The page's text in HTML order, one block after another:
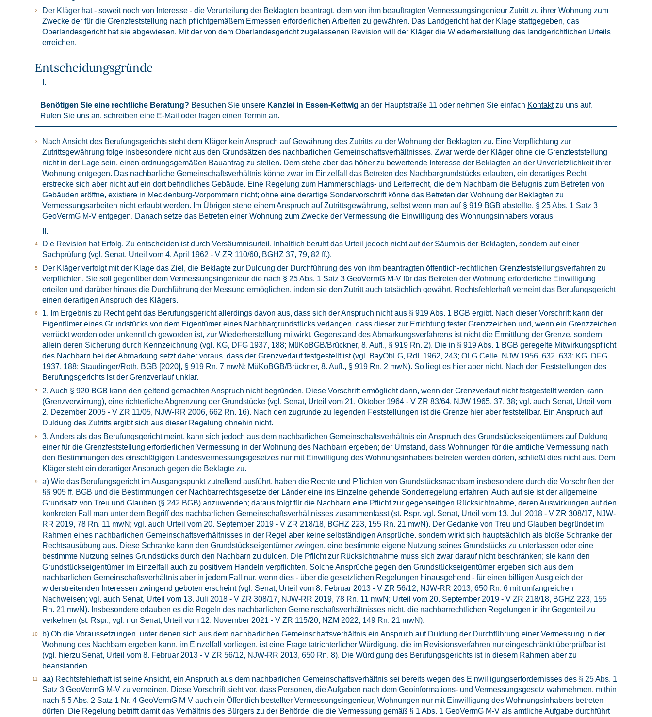
Der Kläger hat - soweit noch von Interesse - die Verurteilung der Beklagten beantragt, dem von ihm beauftragten Vermessungsingenieur Zutritt zu ihrer Wohnung zum
Zwecke der für die Grenzfeststellung nach pflichtgemäßem Ermessen erforderlichen Arbeiten zu gewähren. Das Landgericht hat der Klage stattgegeben, das
Oberlandesgericht hat sie abgewiesen. Mit der von dem Oberlandesgericht zugelassenen Revision will der Kläger die Wiederherstellung des landgerichtlichen Urteils
erreichen.
Entscheidungsgründe
I.
Benötigen Sie eine rechtliche Beratung? Besuchen Sie unsere Kanzlei in Essen-Kettwig an der Hauptstraße 11 oder nehmen Sie einfach Kontaktzu uns auf.
Rufen Sie uns an, schreiben eine E-Mail oder fragen einen Termin an.
Nach Ansicht des Berufungsgerichts steht dem Kläger kein Anspruch auf Gewährung des Zutritts zu der Wohnung der Beklagten zu. Eine Verpflichtung zur
Zutrittsgewährung folge insbesondere nicht aus den Grundsätzen des nachbarlichen Gemeinschaftsverhältnisses. Zwar werde der Kläger ohne die Grenzfeststellung
nicht in der Lage sein, einen ordnungsgemäßen Bauantrag zu stellen. Dem stehe aber das höher zu bewertende Interesse der Beklagten an der Unverletzlichkeit ihrer
Wohnung entgegen. Das nachbarliche Gemeinschaftsverhältnis könne zwar im Einzelfall das Betreten des Nachbargrundstücks erlauben, ein derartiges Recht
erstrecke sich aber nicht auf ein dort befindliches Gebäude. Eine Regelung zum Hammerschlags- und Leiterrecht, die dem Nachbarn die Befugnis zum Betreten von
Gebäuden eröffne, existiere in Mecklenburg-Vorpommern nicht; ohne eine derartige Sondervorschrift könne das Betreten der Wohnung der Beklagten zu
Vermessungsarbeiten nicht erlaubt werden. Im Übrigen stehe einem Anspruch auf Zutrittsgewährung, selbst wenn man auf § 919 BGB abstellte, § 25 Abs. 1 Satz 3
GeoVermG M-V entgegen. Danach setze das Betreten einer Wohnung zum Zwecke der Vermessung die Einwilligung des Wohnungsinhabers voraus.
II.
Die Revision hat Erfolg. Zu entscheiden ist durch Versäumnisurteil. Inhaltlich beruht das Urteil jedoch nicht auf der Säumnis der Beklagten, sondern auf einer
Sachprüfung (vgl. Senat, Urteil vom 4. April 1962 - V ZR 110/60, BGHZ 37, 79, 82 ff.).
Der Kläger verfolgt mit der Klage das Ziel, die Beklagte zur Duldung der Durchführung des von ihm beantragten öffentlich-rechtlichen Grenzfeststellungsverfahren zu
verpflichten. Sie soll gegenüber dem Vermessungsingenieur die nach § 25 Abs. 1 Satz 3 GeoVermG M-V für das Betreten der Wohnung erforderliche Einwilligung
erteilen und darüber hinaus die Durchführung der Messung ermöglichen, indem sie den Zutritt auch tatsächlich gewährt. Rechtsfehlerhaft verneint das Berufungsgericht
einen derartigen Anspruch des Klägers.
1. Im Ergebnis zu Recht geht das Berufungsgericht allerdings davon aus, dass sich der Anspruch nicht aus § 919 Abs. 1 BGB ergibt. Nach dieser Vorschrift kann der
Eigentümer eines Grundstücks von dem Eigentümer eines Nachbargrundstücks verlangen, dass dieser zur Errichtung fester Grenzzeichen und, wenn ein Grenzzeichen
verrückt worden oder unkenntlich geworden ist, zur Wiederherstellung mitwirkt. Gegenstand des Abmarkungsverfahrens ist nicht die Ermittlung der Grenze, sondern
allein deren Sicherung durch Kennzeichnung (vgl. KG, DFG 1937, 188; MüKoBGB/Brückner, 8. Aufl., § 919 Rn. 2). Die in § 919 Abs. 1 BGB geregelte Mitwirkungspflicht
des Nachbarn bei der Abmarkung setzt daher voraus, dass der Grenzverlauf festgestellt ist (vgl. BayObLG, RdL 1962, 243; OLG Celle, NJW 1956, 632, 633; KG, DFG
1937, 188; Staudinger/Roth, BGB [2020], § 919 Rn. 7 mwN; MüKoBGB/Brückner, 8. Aufl., § 919 Rn. 2 mwN). So liegt es hier aber nicht. Nach den Feststellungen des
Berufungsgerichts ist der Grenzverlauf unklar.
2. Auch § 920 BGB kann den geltend gemachten Anspruch nicht begründen. Diese Vorschrift ermöglicht dann, wenn der Grenzverlauf nicht festgestellt werden kann
(Grenzverwirrung), eine richterliche Abgrenzung der Grundstücke (vgl. Senat, Urteil vom 21. Oktober 1964 - V ZR 83/64, NJW 1965, 37, 38; vgl. auch Senat, Urteil vom
2. Dezember 2005 - V ZR 11/05, NJW-RR 2006, 662 Rn. 16). Nach den zugrunde zu legenden Feststellungen ist die Grenze hier aber feststellbar. Ein Anspruch auf
Duldung des Zutritts ergibt sich aus dieser Regelung ohnehin nicht.
3. Anders als das Berufungsgericht meint, kann sich jedoch aus dem nachbarlichen Gemeinschaftsverhältnis ein Anspruch des Grundstückseigentümers auf Duldung
einer für die Grenzfeststellung erforderlichen Vermessung in der Wohnung des Nachbarn ergeben; der Umstand, dass Wohnungen für die amtliche Vermessung nach
den Bestimmungen des einschlägigen Landesvermessungsgesetzes nur mit Einwilligung des Wohnungsinhabers betreten werden dürfen, schließt dies nicht aus. Dem
Kläger steht ein derartiger Anspruch gegen die Beklagte zu.
a) Wie das Berufungsgericht im Ausgangspunkt zutreffend ausführt, haben die Rechte und Pflichten von Grundstücksnachbarn insbesondere durch die Vorschriften der
§§ 905 ff. BGB und die Bestimmungen der Nachbarrechtsgesetze der Länder eine ins Einzelne gehende Sonderregelung erfahren. Auch auf sie ist der allgemeine
Grundsatz von Treu und Glauben (§ 242 BGB) anzuwenden; daraus folgt für die Nachbarn eine Pflicht zur gegenseitigen Rücksichtnahme, deren Auswirkungen auf den
konkreten Fall man unter dem Begriff des nachbarlichen Gemeinschaftsverhältnisses zusammenfasst (st. Rspr. vgl. Senat, Urteil vom 13. Juli 2018 - V ZR 308/17, NJW-
RR 2019, 78 Rn. 11 mwN; vgl. auch Urteil vom 20. September 2019 - V ZR 218/18, BGHZ 223, 155 Rn. 21 mwN). Der Gedanke von Treu und Glauben begründet im
Rahmen eines nachbarlichen Gemeinschaftsverhältnisses in der Regel aber keine selbständigen Ansprüche, sondern wirkt sich hauptsächlich als bloße Schranke der
Rechtsausübung aus. Diese Schranke kann den Grundstückseigentümer zwingen, eine bestimmte eigene Nutzung seines Grundstücks zu unterlassen oder eine
bestimmte Nutzung seines Grundstücks durch den Nachbarn zu dulden. Die Pflicht zur Rücksichtnahme muss sich zwar darauf nicht beschränken; sie kann den
Grundstückseigentümer im Einzelfall auch zu positivem Handeln verpflichten. Solche Ansprüche gegen den Grundstückseigentümer ergeben sich aus dem
nachbarlichen Gemeinschaftsverhältnis aber in jedem Fall nur, wenn dies - über die gesetzlichen Regelungen hinausgehend - für einen billigen Ausgleich der
widerstreitenden Interessen zwingend geboten erscheint (vgl. Senat, Urteil vom 8. Februar 2013 - V ZR 56/12, NJW-RR 2013, 650 Rn. 6 mit umfangreichen
Nachweisen; vgl. auch Senat, Urteil vom 13. Juli 2018 - V ZR 308/17, NJW-RR 2019, 78 Rn. 11 mwN; Urteil vom 20. September 2019 - V ZR 218/18, BGHZ 223, 155
Rn. 21 mwN). Insbesondere erlauben es die Regeln des nachbarlichen Gemeinschaftsverhältnisses nicht, die nachbarrechtlichen Regelungen in ihr Gegenteil zu
verkehren (st. Rspr., vgl. nur Senat, Urteil vom 12. November 2021 - V ZR 115/20, NZM 2022, 149 Rn. 21 mwN).
b) Ob die Voraussetzungen, unter denen sich aus dem nachbarlichen Gemeinschaftsverhältnis ein Anspruch auf Duldung der Durchführung einer Vermessung in der
Wohnung des Nachbarn ergeben kann, im Einzelfall vorliegen, ist eine Frage tatrichterlicher Würdigung, die im Revisionsverfahren nur eingeschränkt überprüfbar ist
(vgl. hierzu Senat, Urteil vom 8. Februar 2013 - V ZR 56/12, NJW-RR 2013, 650 Rn. 8). Die Würdigung des Berufungsgerichts ist in diesem Rahmen aber zu
beanstanden.
aa) Rechtsfehlerhaft ist seine Ansicht, ein Anspruch aus dem nachbarlichen Gemeinschaftsverhältnis sei bereits wegen des Einwilligungserfordernisses des § 25 Abs. 1
Satz 3 GeoVermG M-V zu verneinen. Diese Vorschrift sieht vor, dass Personen, die Aufgaben nach dem Geoinformations- und Vermessungsgesetz wahrnehmen, mithin
nach § 5 Abs. 2 Satz 1 Nr. 4 GeoVermG M-V auch ein Öffentlich bestellter Vermessungsingenieur, Wohnungen nur mit Einwilligung des Wohnungsinhabers betreten
dürfen. Die Regelung betrifft damit das Verhältnis des Bürgers zu der Behörde, die die Vermessung gemäß § 1 Abs. 1 GeoVermG M-V als amtliche Aufgabe durchführt